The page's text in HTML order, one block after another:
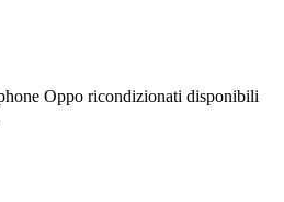
Oppo ricondizionati disponibili